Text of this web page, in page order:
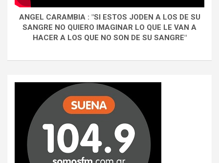
ANGEL CARAMBIA : "SI ESTOS JODEN A LOS DE SU
SANGRE NO QUIERO IMAGINAR LO QUE LE VAN A
HACER A LOS QUE NO SON DE SU SANGRE"